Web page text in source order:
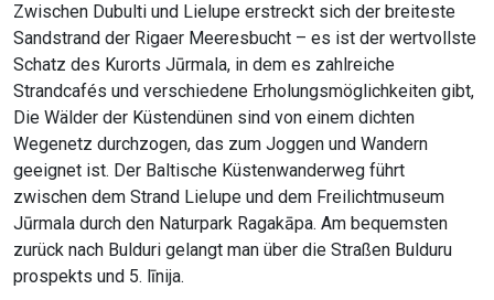
Zwischen Dubulti und Lielupe erstreckt sich der breiteste
Sandstrand der Rigaer Meeresbucht – es ist der wertvollste
Schatz des Kurorts Jūrmala, in dem es zahlreiche
Strandcafés und verschiedene Erholungsmöglichkeiten gibt,
Die Wälder der Küstendünen sind von einem dichten
Wegenetz durchzogen, das zum Joggen und Wandern
geeignet ist. Der Baltische Küstenwanderweg führt
zwischen dem Strand Lielupe und dem Freilichtmuseum
Jūrmala durch den Naturpark Ragakāpa. Am bequemsten
zurück nach Bulduri gelangt man über die Straßen Bulduru
prospekts und 5. līnija.